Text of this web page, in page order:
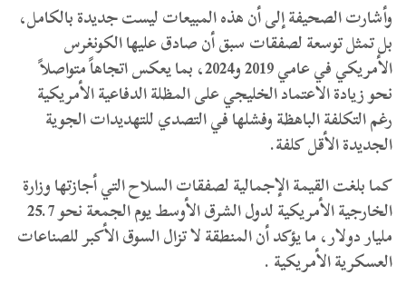
وأشارت الصحيفة إلى أن هذه المبيعات ليست جديدة بالكامل،
بل تمثل توسعة لصفقات سبق أن صادق عليها الكونغرس
الأمريكي في عامي 2019 و2024، بما يعكس اتجاهاً متواصلاً
نحو زيادة الاعتماد الخليجي على المظلة الدفاعية الأمريكية
رغم التكلفة الباهظة وفشلها في التصدي للتهديدات الجوية
الجديدة الأقل كلفة.
كما بلغت القيمة الإجمالية لصفقات السلاح التي أجازتها وزارة
الخارجية الأمريكية لدول الشرق الأوسط يوم الجمعة نحو 25.7
مليار دولار، ما يؤكد أن المنطقة لا تزال السوق الأكبر للصناعات
العسكرية الأمريكية .